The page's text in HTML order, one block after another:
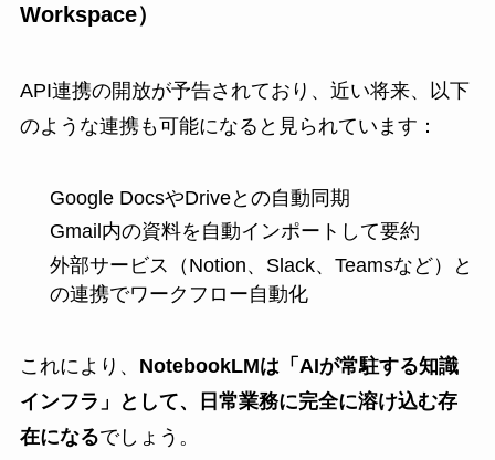
Workspace）
API連携の開放が予告されており、近い将来、以下
のような連携も可能になると見られています：
Google DocsやDriveとの自動同期
Gmail内の資料を自動インポートして要約
外部サービス（Notion、Slack、Teamsなど）と
の連携でワークフロー自動化
これにより、 NotebookLMは「AIが常駐する知識
インフラ」として、日常業務に完全に溶け込む存
在になるでしょう。